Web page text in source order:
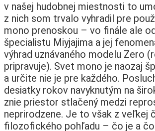
v našej hudobnej miestnosti to
z nich som trvalo vyhradil pre
mono prenoskou – vo finále ale
špecialistu Miyjajima a jej
výhrad uznávaného modelu Zero
pripravuje). Svet mono je naozaj
a určite nie je pre každého.
desiatky rokov navyknutým na
znie priestor stlačený medzi
neprirodzene. Je to však z veľkej
filozofického pohľadu – čo je a